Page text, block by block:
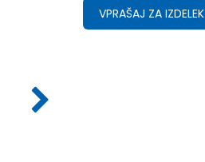
VPRAŠAJ ZA IZDELEK